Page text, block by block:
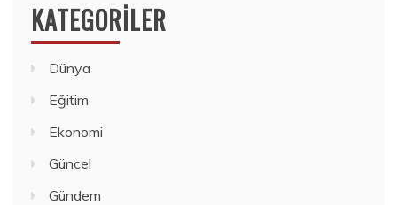
KATEGORILER
Dünya
Eğitim
Ekonomi
Güncel
Gündem